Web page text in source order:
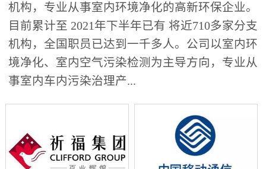
机构，专业从事室内环境净化的高新环保企业。
目前累计至 2021年下半年已有 将近710多家分支
机构，全国职员已达到一千多人。公司以室内环
境净化、室内空气污染检测为主导方向，专业从
事室内车内污染治理产...